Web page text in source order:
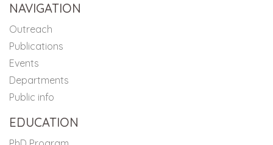
NAVIGATION
Outreach
Publications
Events
Departments
Public info
EDUCATION